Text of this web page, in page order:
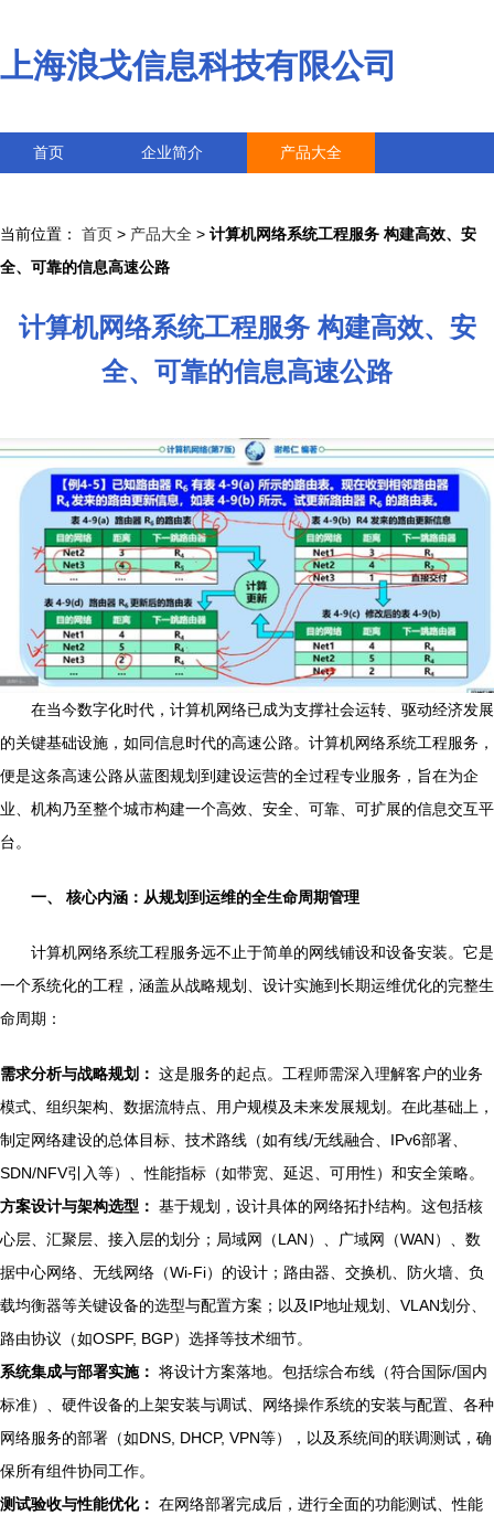
上海浪戈信息科技有限公司
首页 企业简介 产品大全
当前位置： 首页 > 产品大全 > 计算机网络系统工程服务 构建高效、安
全、可靠的信息高速公路
计算机网络系统工程服务 构建高效、安
全、可靠的信息高速公路
在当今数字化时代，计算机网络已成为支撑社会运转、驱动经济发展
的关键基础设施，如同信息时代的高速公路。计算机网络系统工程服务，
便是这条高速公路从蓝图规划到建设运营的全过程专业服务，旨在为企
业、机构乃至整个城市构建一个高效、安全、可靠、可扩展的信息交互平
台。
一、 核心内涵：从规划到运维的全生命周期管理
计算机网络系统工程服务远不止于简单的网线铺设和设备安装。它是
一个系统化的工程，涵盖从战略规划、设计实施到长期运维优化的完整生
命周期：
需求分析与战略规划： 这是服务的起点。工程师需深入理解客户的业务
模式、组织架构、数据流特点、用户规模及未来发展规划。在此基础上，
制定网络建设的总体目标、技术路线（如有线/无线融合、IPv6部署、
SDN/NFV引入等）、性能指标（如带宽、延迟、可用性）和安全策略。
方案设计与架构选型： 基于规划，设计具体的网络拓扑结构。这包括核
心层、汇聚层、接入层的划分；局域网（LAN）、广域网（WAN）、数
据中心网络、无线网络（Wi-Fi）的设计；路由器、交换机、防火墙、负
载均衡器等关键设备的选型与配置方案；以及IP地址规划、VLAN划分、
路由协议（如OSPF, BGP）选择等技术细节。
系统集成与部署实施： 将设计方案落地。包括综合布线（符合国际/国内
标准）、硬件设备的上架安装与调试、网络操作系统的安装与配置、各种
网络服务的部署（如DNS, DHCP, VPN等），以及系统间的联调测试，确
保所有组件协同工作。
测试验收与性能优化： 在网络部署完成后，进行全面的功能测试、性能